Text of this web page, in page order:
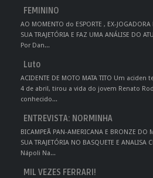
FEMININO
AO MOMENTO do ESPORTE , EX-JOGADORA
SUA TRAJETÓRIA E FAZ UMA ANÁLISE DO
Por Dan...
Luto
ACIDENTE DE MOTO MATA TITO Um
4 de abril, tirou a vida do jovem Renato
conhecido...
ENTREVISTA: NORMINHA
BICAMPEÃ PAN-AMERICANA E BRONZE DO
SUA TRAJETÓRIA NO BASQUETE E
Nápoli Na...
MIL VEZES FERRARI!